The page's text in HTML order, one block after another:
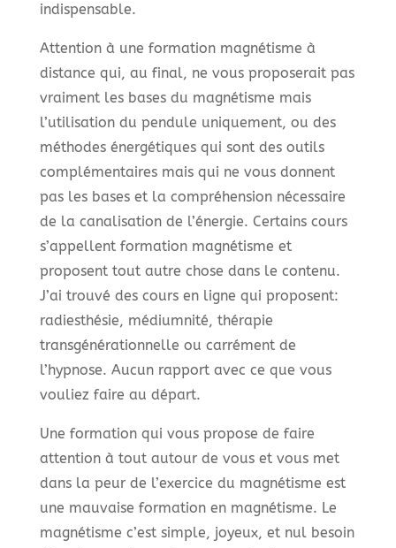
indispensable.
Attention à une formation magnétisme à
distance qui, au final, ne vous proposerait pas
vraiment les bases du magnétisme mais
l’utilisation du pendule uniquement, ou des
méthodes énergétiques qui sont des outils
complémentaires mais qui ne vous donnent
pas les bases et la compréhension nécessaire
de la canalisation de l’énergie. Certains cours
s’appellent formation magnétisme et
proposent tout autre chose dans le contenu.
J’ai trouvé des cours en ligne qui proposent:
radiesthésie, médiumnité, thérapie
transgénérationnelle ou carrément de
l’hypnose. Aucun rapport avec ce que vous
vouliez faire au départ.
Une formation qui vous propose de faire
attention à tout autour de vous et vous met
dans la peur de l’exercice du magnétisme est
une mauvaise formation en magnétisme. Le
magnétisme c’est simple, joyeux, et nul besoin